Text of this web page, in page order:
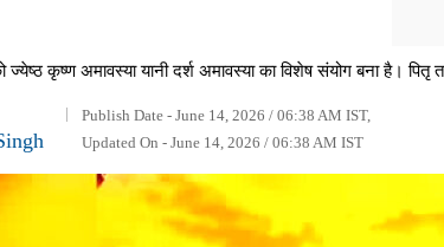
कृष्ण अमावस्या यानी दर्श अमावस्या का विशेष संयोग बना है। पितृ
Publish Date - June 14, 2026 / 06:38 AM IST,
Updated On - June 14, 2026 / 06:38 AM IST